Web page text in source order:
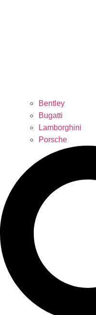
Bentley
Bugatti
Lamborghini
Porsche